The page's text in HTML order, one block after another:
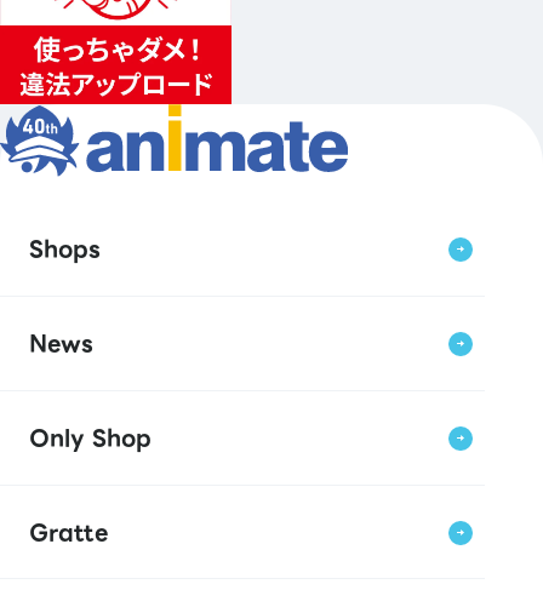
Shops
News
Only Shop
Gratte